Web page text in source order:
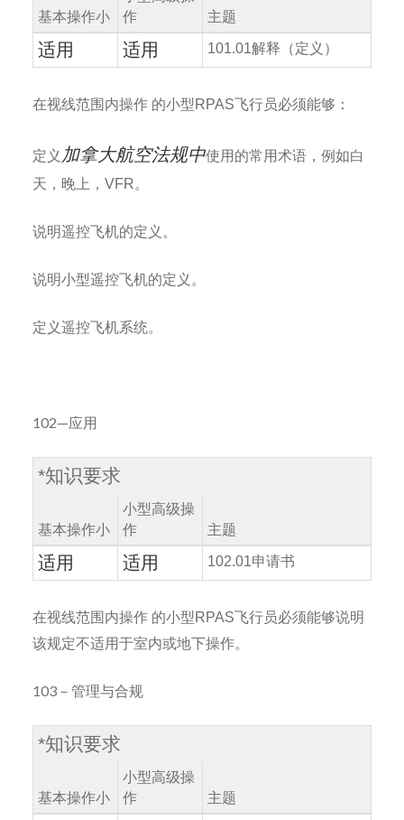
基本操作小
作
主题
适用 适用 101.01解释（定义）
在视线范围内操作 的小型RPAS飞行员必须能够：
定义 加拿大航空法规中使用的常用术语，例如白
天，晚上， VFR。
说明遥控飞机的定义。
说明小型遥控飞机的定义。
定义遥控飞机系统。
102—应用
*知识要求
基本操作小
小型高级操
作
主题
适用 适用 102.01申请书
在视线范围内操作 的小型RPAS飞行员必须能够说明
该规定不适用于室内或地下操作。
103－管理与合规
*知识要求
基本操作小
小型高级操
作
主题